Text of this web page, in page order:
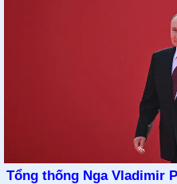
Tổng thống Nga Vladimir